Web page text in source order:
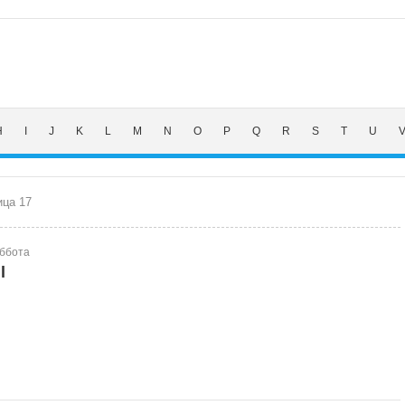
J K L M N O P Q R S T U V
17